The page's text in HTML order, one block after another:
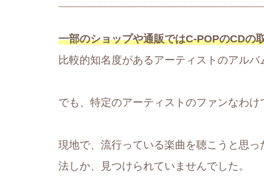
一部のショップや通販ではC-POPのCDの
比較的知名度があるアーティストのアルバ
でも、特定のアーティストのファンなわけ
現地で、流行っている楽曲を聴こうと思
法しか、見つけられていませんでした。